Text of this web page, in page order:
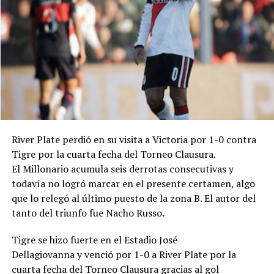
Goles: PT 23' Juárez (CD).
Árbitro: César Ceballo.
Estadio: "Guillermo Trama".
vuelta, aunque todavía no había podido hacerlo en el
Clausura 2026.
River Plate perdió en su visita a Victoria por 1-0 contra
Tigre por la cuarta fecha del Torneo Clausura.
El Millonario acumula seis derrotas consecutivas y
todavía no logró marcar en el presente certamen, algo
que lo relegó al último puesto de la zona B. El autor del
tanto del triunfo fue Nacho Russo.
Tigre se hizo fuerte en el Estadio José
Dellagiovanna y venció por 1-0 a River Plate por la
cuarta fecha del Torneo Clausura gracias al gol